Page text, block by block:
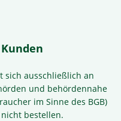
sich ausschließlich an
und behördennahe
im Sinne des BGB)
bestellen.